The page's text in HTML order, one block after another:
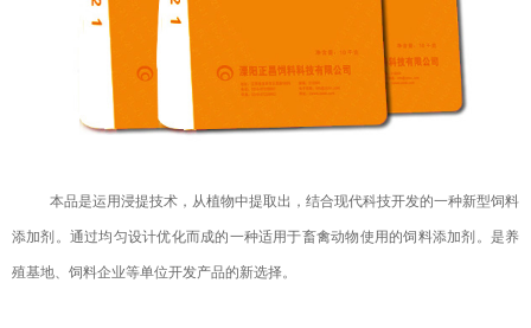
本品是运用浸提技术，从植物中提取出， 结合现代科技开发的一种新型饲料
添加剂。通过均匀设计优化而成的一种适用于畜禽动物使用的饲料添加剂。是养
殖基地、饲料企业等单位开发产品的新选择。